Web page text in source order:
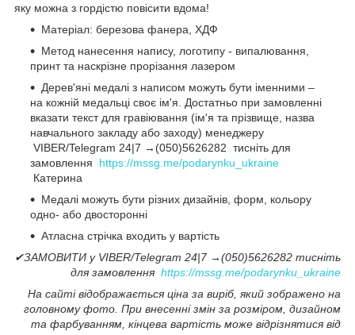
яку можна з гордістю повісити вдома!
Матеріал: березова фанера, ХДФ
Метод нанесення напису, логотипу - випалювання,
принт та наскрізне прорізання лазером
Дерев'яні медалі з написом можуть бути іменними –
на кожній медальці своє ім'я. Достатньо при замовленні
вказати текст для гравіювання (ім'я та прізвище, назва
навчального закладу або заходу) менеджеру
VIBER/Telegram 24|7 →(050)5626282 тисніть для
замовлення https://mssg.me/podarynku_ukraine
Катерина
Медалі можуть бути різних дизайнів, форм, кольору
одно- або двосторонні
Атласна стрічка входить у вартість
✔ЗАМОВИТИ у VIBER/Telegram 24|7 →(050)5626282 тисніть
для замовлення https://mssg.me/podarynku_ukraine
На сайті відображається ціна за виріб, який зображено на
головному фото. При внесенні змін за розміром, дизайном
та фарбуванням, кінцева вартість може відрізнятися від